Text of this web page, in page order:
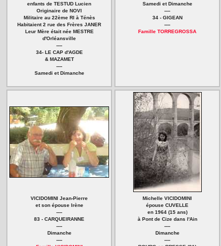
enfants de TESTUD Lucien
Originaire de NOVI
Militaire au 22ème RI à Ténès
Habitaient 2 rue des Frères JANER
Leur Mère était née MESTRE
d'Orléansville
----
34- LE CAP d'AGDE
& MAZAMET
----
Samedi et Dimanche
Samedi et Dimanche
----
34 - GIGEAN
----
Famille TORREGROSSA
VICIDOMINI Jean-Pierre
et son épouse Irène
----
83 - CARQUEIRANNE
----
Dimanche
----
Michelle VICIDOMINI
épouse CUVELLE
en 1964 (15 ans)
à Pont de Cize dans l'Ain
----
Dimanche
----